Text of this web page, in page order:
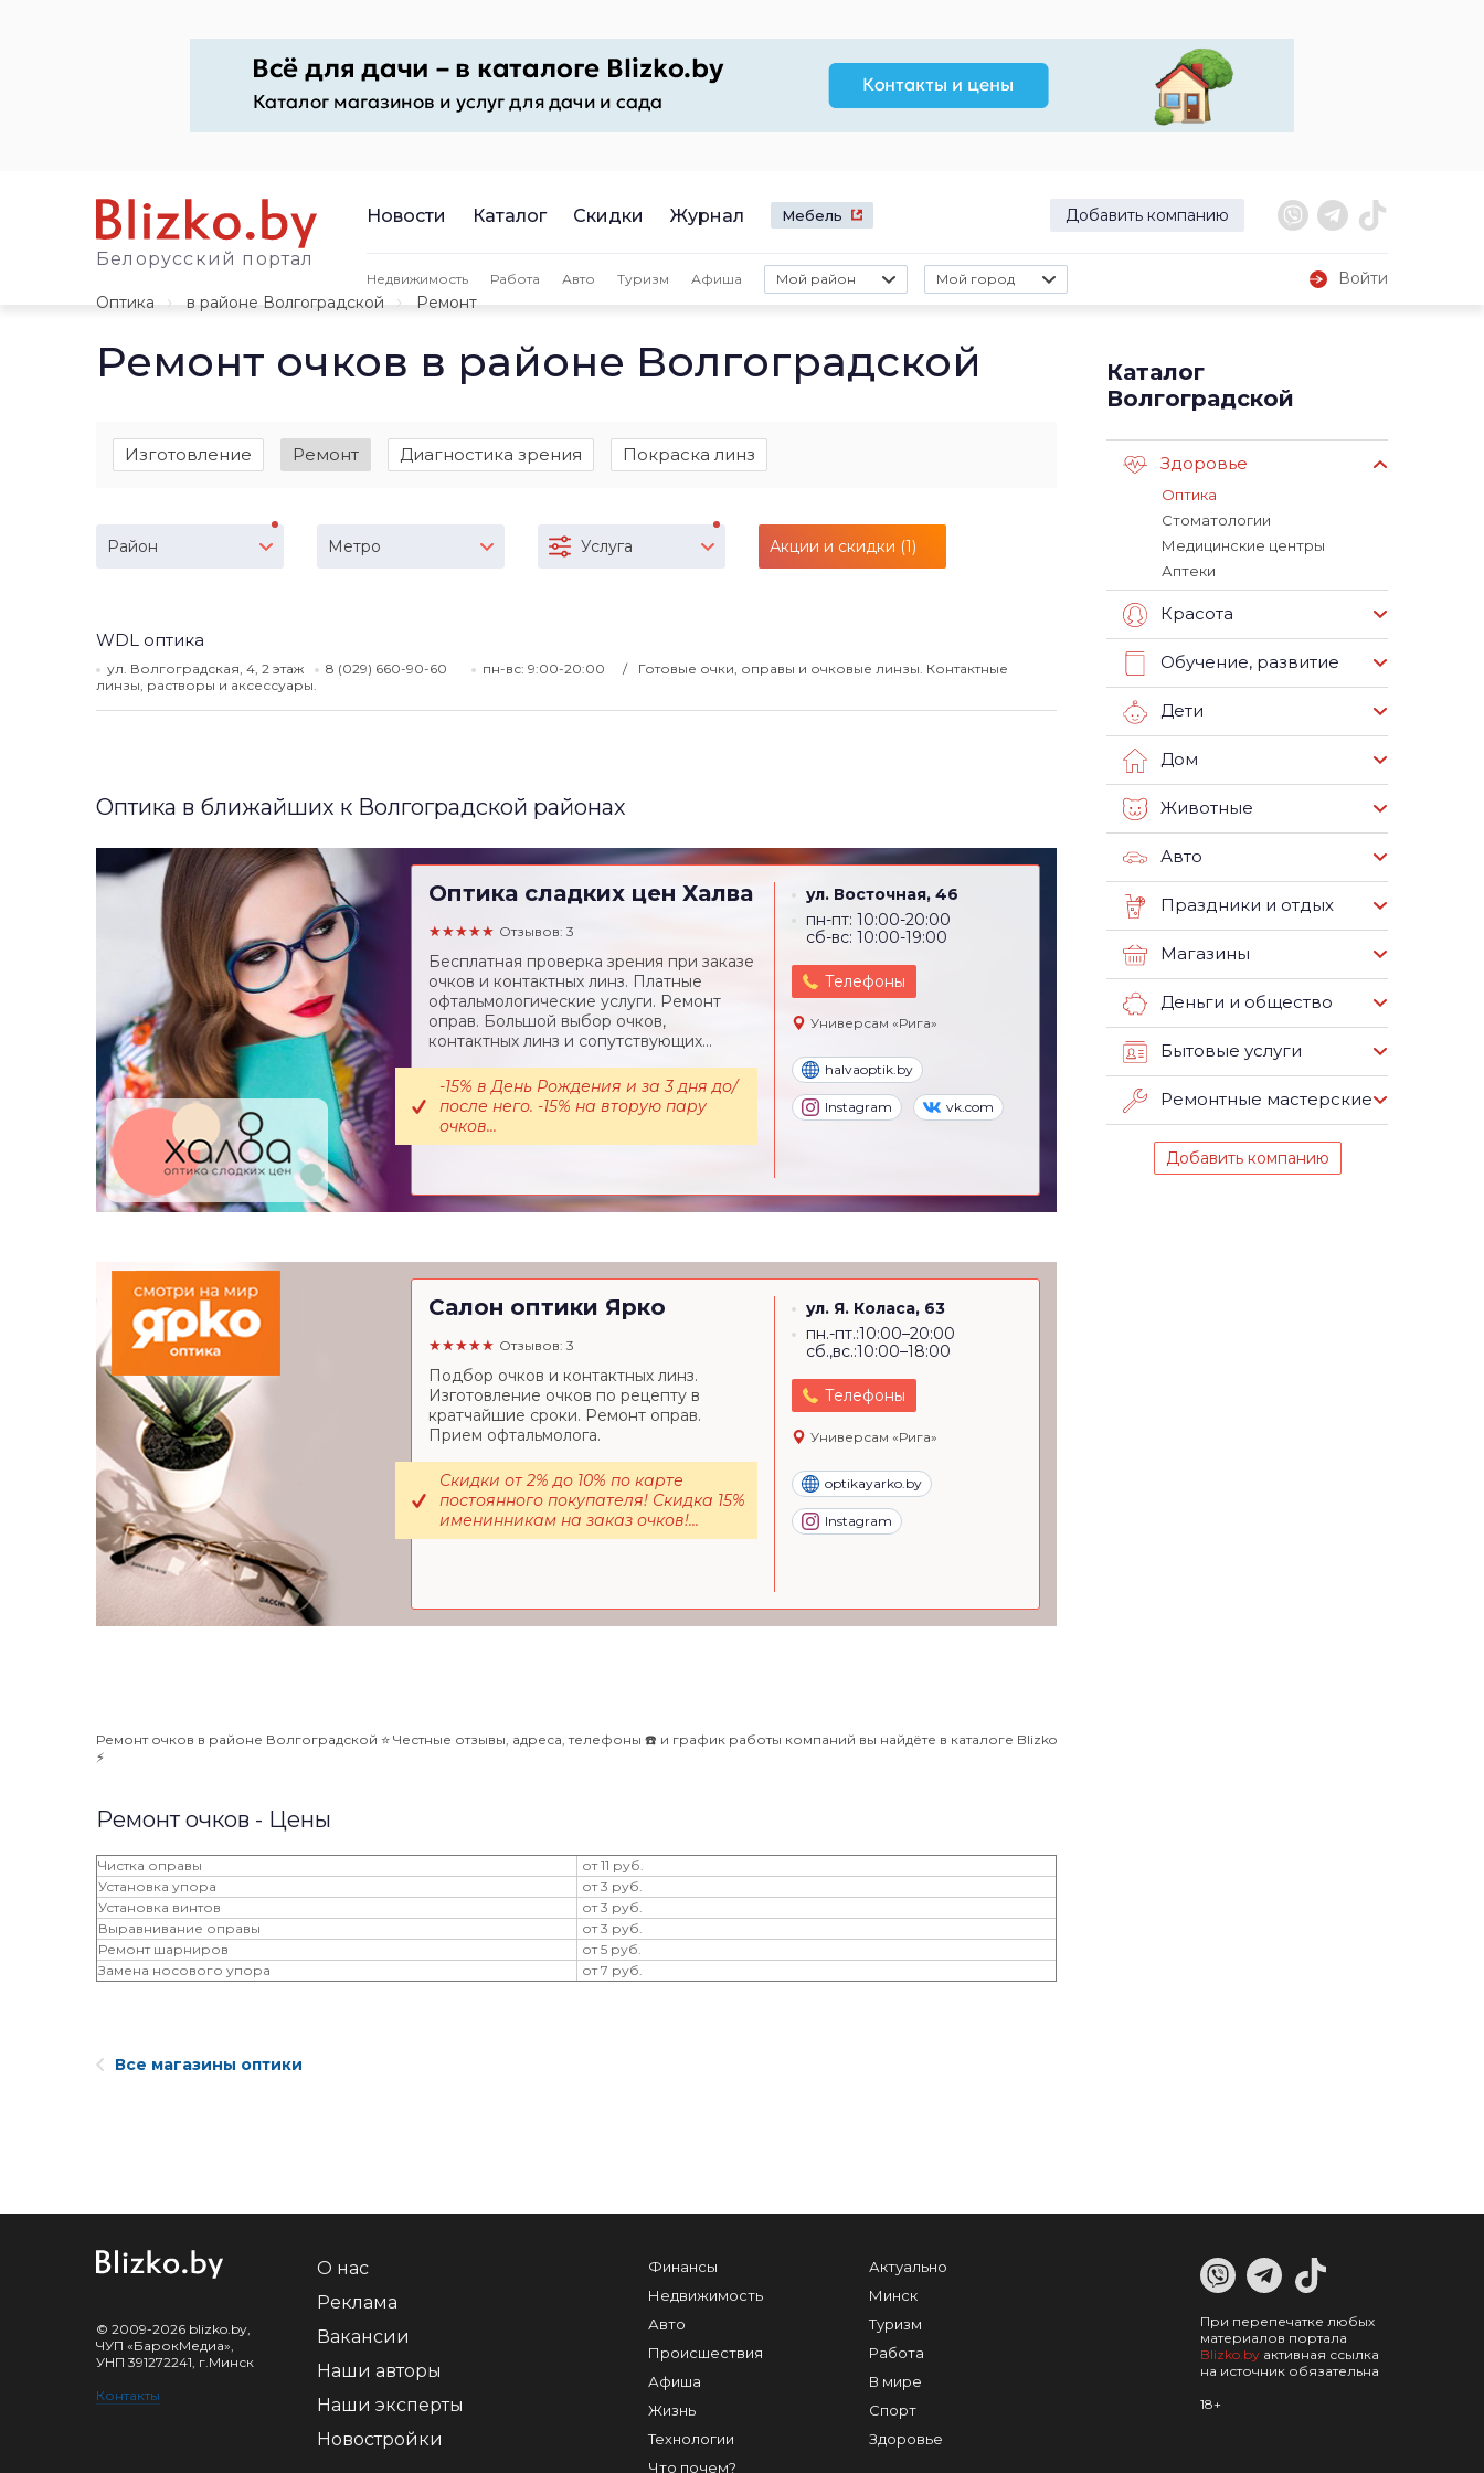
Белорусский портал
Новости Каталог Скидки Журнал Мебель Добавить компанию
Недвижимость Работа Авто Туризм Афиша Мой район Мой город
Войти
Оптика
в районе Волгоградской Ремонт
Ремонт очков в районе Волгоградской
Изготовление Ремонт Диагностика зрения Покраска линз
Район Метро Услуга Акции и скидки (1)
WDL оптика
ул. Волгоградская, 4, 2 этаж 8 (029) 660-90-60 пн-вс: 9:00-20:00
Готовые очки, оправы и очковые линзы. Контактные
линзы, растворы и аксессуары.
Оптика в ближайших к Волгоградской районах
Оптика сладких цен Халва
★★★★★ Отзывов: 3
ул. Восточная, 46
пн-пт: 10:00-20:00
сб-вс: 10:00-19:00
Телефоны
Универсам «Рига»
halvaoptik.by
Instagram vk.com
Бесплатная проверка зрения при заказе
очков и контактных линз. Платные
офтальмологические услуги. Ремонт
оправ. Большой выбор очков,
контактных линз и сопутствующих...
-15% в День Рождения и за 3 дня до/
после него. -15% на вторую пару
очков...
Салон оптики Ярко
★★★★★ Отзывов: 3
ул. Я. Коласа, 63
пн.-пт.:10:00–20:00
сб.,вс.:10:00–18:00
Телефоны
Универсам «Рига»
optikayarko.by
Instagram
Подбор очков и контактных линз.
Изготовление очков по рецепту в
кратчайшие сроки. Ремонт оправ.
Прием офтальмолога.
Скидки от 2% до 10% по карте
постоянного покупателя! Скидка 15%
именинникам на заказ очков!...
Ремонт очков в районе Волгоградской ⭐️ Честные отзывы, адреса, телефоны ☎️ и график работы компаний вы найдёте в каталоге Blizko
⚡️
Ремонт очков - Цены
Чистка оправы
от 11 руб.
Установка упора
от 3 руб.
Установка винтов
от 3 руб.
Выравнивание оправы
от 3 руб.
Ремонт шарниров
от 5 руб.
Замена носового упора
от 7 руб.
Каталог
Волгоградской
Здоровье
Оптика
Стоматологии
Медицинские центры
Аптеки
Красота
Обучение, развитие
Дети
Дом
Животные
Авто
Праздники и отдых
Магазины
Деньги и общество
Бытовые услуги
Ремонтные мастерские
Добавить компанию
Все магазины оптики
© 2009-2026 blizko.by,
ЧУП «БарокМедиа»,
УНП 391272241, г.Минск
Контакты
О нас
Реклама
Вакансии
Наши авторы
Наши эксперты
Новостройки
Финансы
Недвижимость
Авто
Происшествия
Афиша
Жизнь
Технологии
Что почем?
Актуально
Минск
Туризм
Работа
В мире
Спорт
Здоровье
При перепечатке любых
материалов портала
Blizko.by активная ссылка
на источник обязательна
18+